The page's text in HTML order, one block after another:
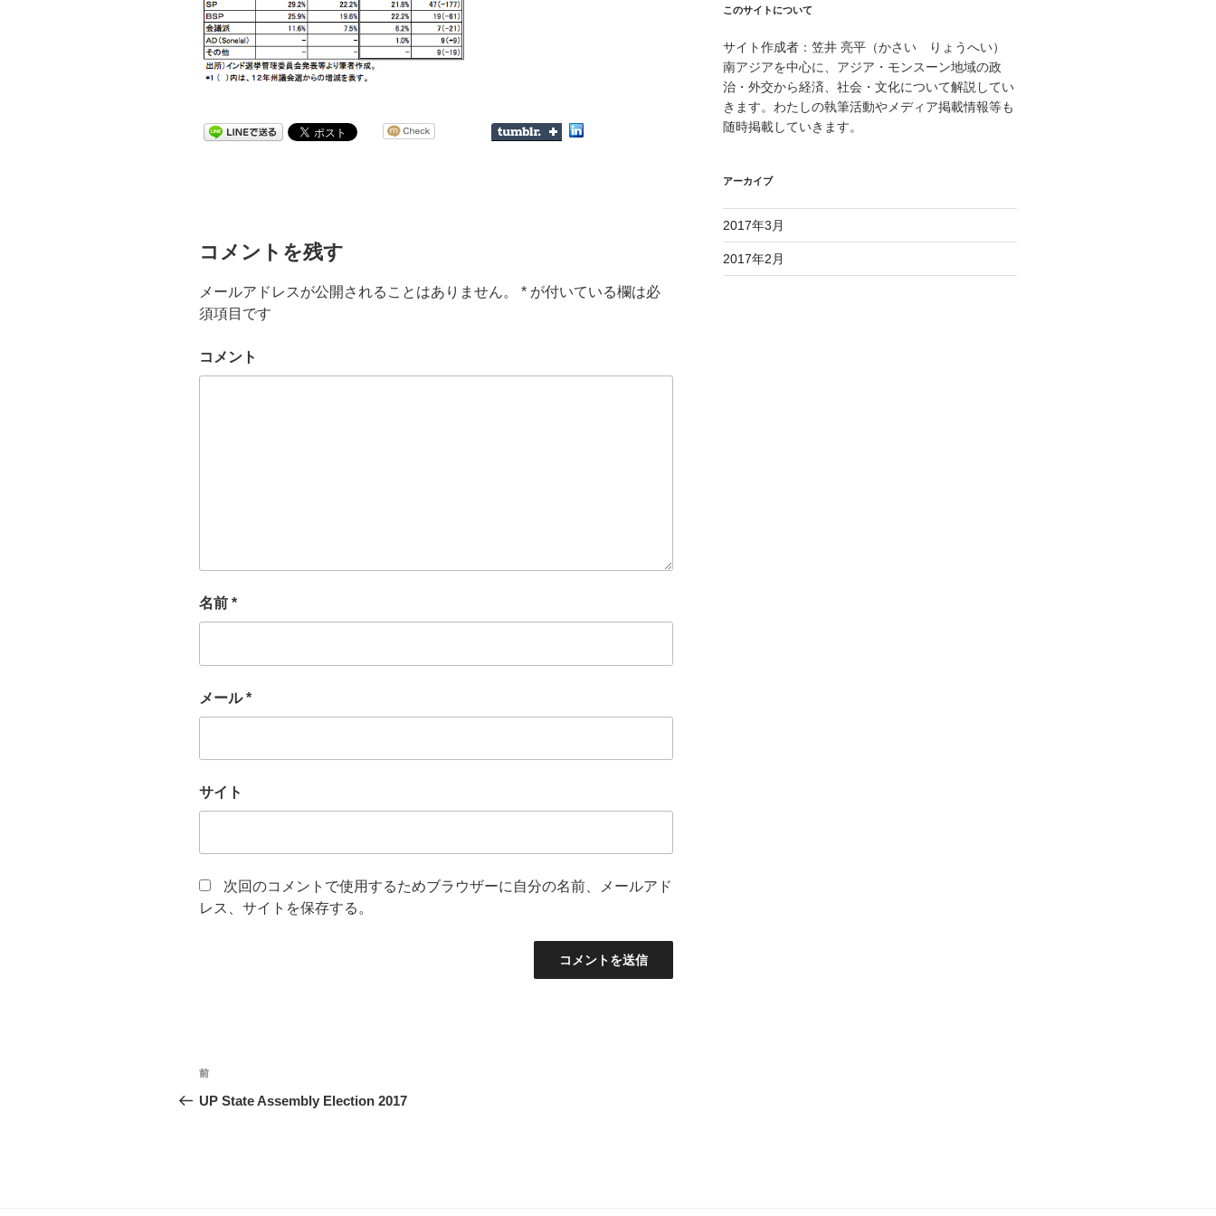
コメントを残す
メールアドレスが公開されることはありません。 * が付いている欄は必
須項目です
コメント
名前 *
メール*
サイト
次回のコメントで使用するためブラウザーに自分の名前、メールアド
レス、サイトを保存する。
投
稿
前
の
前
UP State Assembly Election 2017
このサイトについて
サイト作成者：笠井 亮平（かさい りょうへい）
南アジアを中心に、アジア・モンスーン地域の政
治・外交から経済、社会・文化について解説してい
きます。わたしの執筆活動やメディア掲載情報等も
随時掲載していきます。
アーカイブ
2017年3月
2017年2月